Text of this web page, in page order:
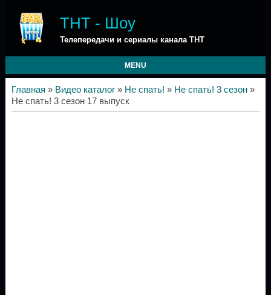
ТНТ - Шоу
Телепередачи и сериалы канала ТНТ
MENU
Главная » Видео каталог» Не спать! » Не спать! 3 сезон»
Не спать! 3 сезон 17 выпуск